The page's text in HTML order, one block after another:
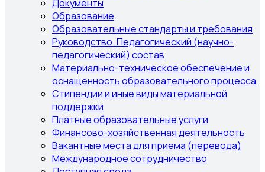
Документы
Образование
Образовательные стандарты и требования
Руководство. Педагогический (научно-
педагогический) состав
Материально-техническое обеспечение и
оснащенность образовательного процесса
Стипендии и иные виды материальной
поддержки
Платные образовательные услуги
Финансово-хозяйственная деятельность
Вакантные места для приема (перевода)
Международное сотрудничество